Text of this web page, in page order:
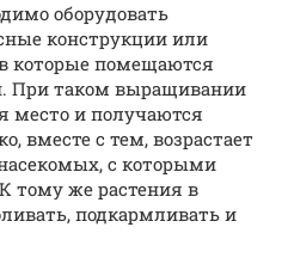
оборудовать
конструкции или
которые помещаются
При таком выращивании
место и получаются
вместе с тем, возрастает
с которыми
тому же растения в
подкармливать и